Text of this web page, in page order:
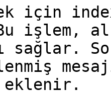
için
işlem,
sağlar.
eklenir.